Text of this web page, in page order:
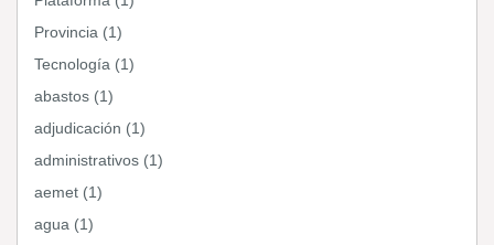
Provincia (1)
Tecnología (1)
abastos (1)
adjudicación (1)
administrativos (1)
aemet (1)
agua (1)